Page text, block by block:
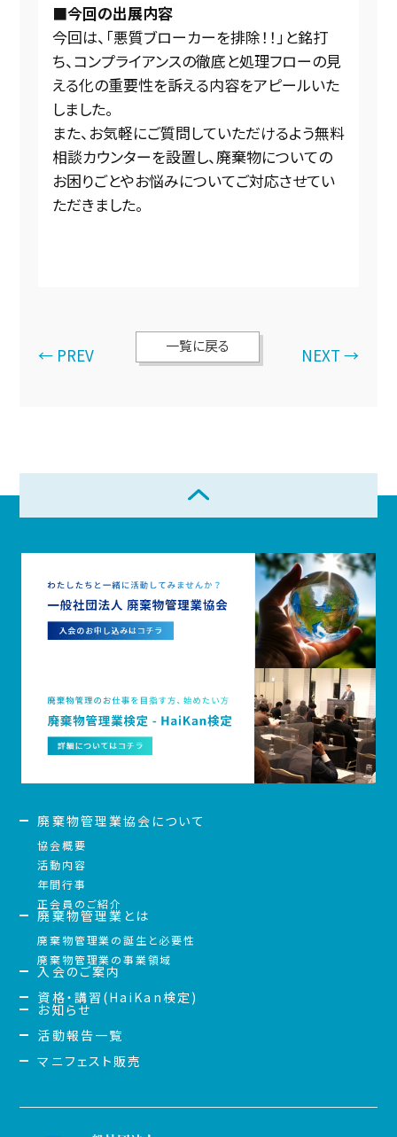
■今回の出展内容
今回は、「悪質ブローカーを排除！！」と銘打
ち、コンプライアンスの徹底と処理フローの見
える化の重要性を訴える内容をアピールいた
しました。
また、お気軽にご質問していただけるよう無料
相談カウンターを設置し、廃棄物についての
お困りごとやお悩みについてご対応させてい
ただきました。
← PREV 一覧に戻る NEXT →
廃棄物管理業協会について
協会概要
活動内容
年間行事
正会員のご紹介
廃棄物管理業とは
廃棄物管理業の誕生と必要性
廃棄物管理業の事業領域
入会のご案内
資格・講習(HaiKan検定)
お知らせ
活動報告一覧
マニフェスト販売